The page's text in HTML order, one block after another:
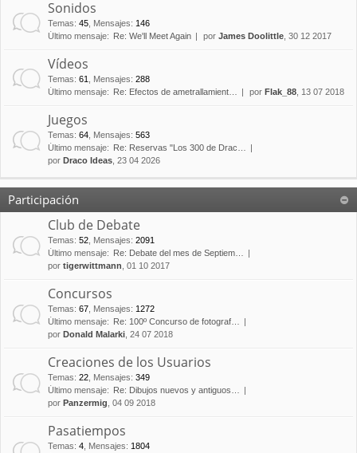
Sonidos
Temas: 45 Mensajes: 146
Último mensaje:
Re: We'll Meet Again por James Doolittle , 30 12 2017
Vídeos
Temas: 61 Mensajes: 288
Último mensaje:
Re: Efectos de ametrallamient… por Flak_88 , 13 07 2018
Juegos
Temas: 64 Mensajes: 563
Último mensaje:
Re: Reservas "Los 300 de Drac…
por Draco Ideas , 23 04 2026
Participación
Club de Debate
Temas: 52 Mensajes: 2091
Último mensaje:
Re: Debate del mes de Septiem…
por tigerwittmann , 01 10 2017
Concursos
Temas: 67 Mensajes: 1272
Último mensaje:
Re: 100º Concurso de fotograf…
por Donald Malarki , 24 07 2018
Creaciones de los Usuarios
Temas: 22 Mensajes: 349
Último mensaje:
Re: Dibujos nuevos y antiguos…
por Panzermig , 04 09 2018
Pasatiempos
Temas: 4 Mensajes: 1804